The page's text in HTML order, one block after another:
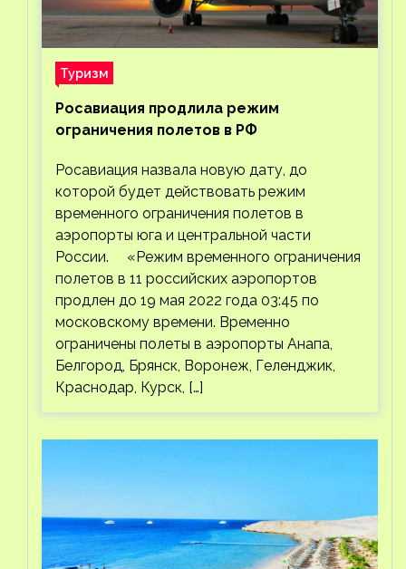
Туризм
Росавиация продлила режим
ограничения полетов в РФ
Росавиация назвала новую дату, до
которой будет действовать режим
временного ограничения полетов в
аэропорты юга и центральной части
России. «Режим временного ограничения
полетов в 11 российских аэропортов
продлен до 19 мая 2022 года 03:45 по
московскому времени. Временно
ограничены полеты в аэропорты Анапа,
Белгород, Брянск, Воронеж, Геленджик,
Краснодар, Курск, […]